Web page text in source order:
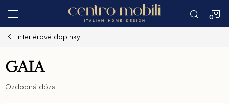
Interiérové doplnky
GAIA
Ozdobná dóza